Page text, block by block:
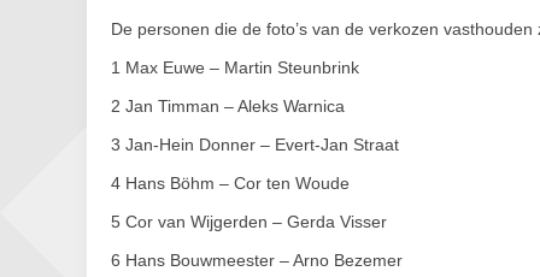
De personen die de foto’s van de verkozen vasthouden
1 Max Euwe – Martin Steunbrink
2 Jan Timman – Aleks Warnica
3 Jan-Hein Donner – Evert-Jan Straat
4 Hans Böhm – Cor ten Woude
5 Cor van Wijgerden – Gerda Visser
6 Hans Bouwmeester – Arno Bezemer